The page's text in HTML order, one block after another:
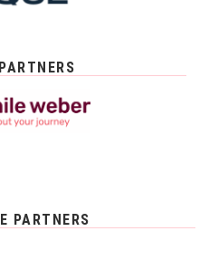
PARTNERS